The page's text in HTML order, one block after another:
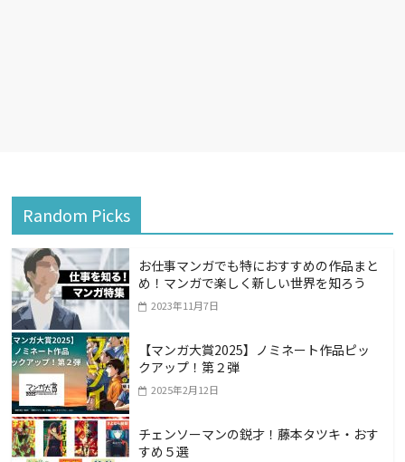
Random Picks
お仕事マンガでも特におすすめの作品まと
め！マンガで楽しく新しい世界を知ろう
2023年11月7日
【マンガ大賞2025】ノミネート作品ピッ
クアップ！第２弾
2025年2月12日
チェンソーマンの鋭才！藤本タツキ・おす
すめ５選